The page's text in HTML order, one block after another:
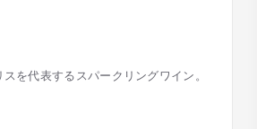
を代表するスパークリングワイン。